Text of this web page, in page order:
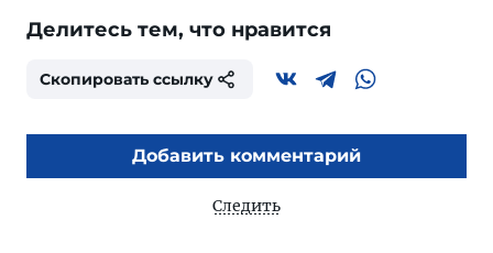
Делитесь тем, что нравится
Скопировать ссылку
Добавить комментарий
Следить